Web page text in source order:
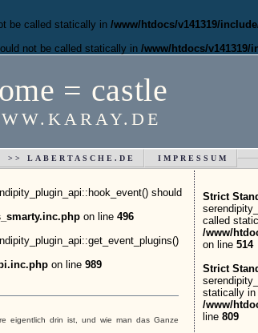
be called statically in /www/htdocs/v141319/
not be called statically in /www/htdocs/
= castle
>> LABERTASCHE.DE IMPRESSUM
should
on line 496
on line 989
eigentlich drin ist, und wie man das Ganze
Strict
called
/www/
on line 514
Strict
statically in
/www/
line 809